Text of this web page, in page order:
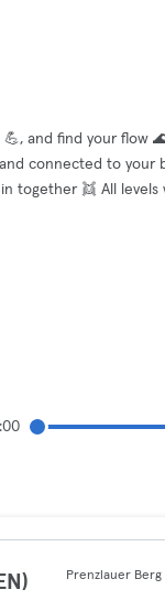
and find your flow
connected to your
together 👯 All levels
Prenzlauer Berg